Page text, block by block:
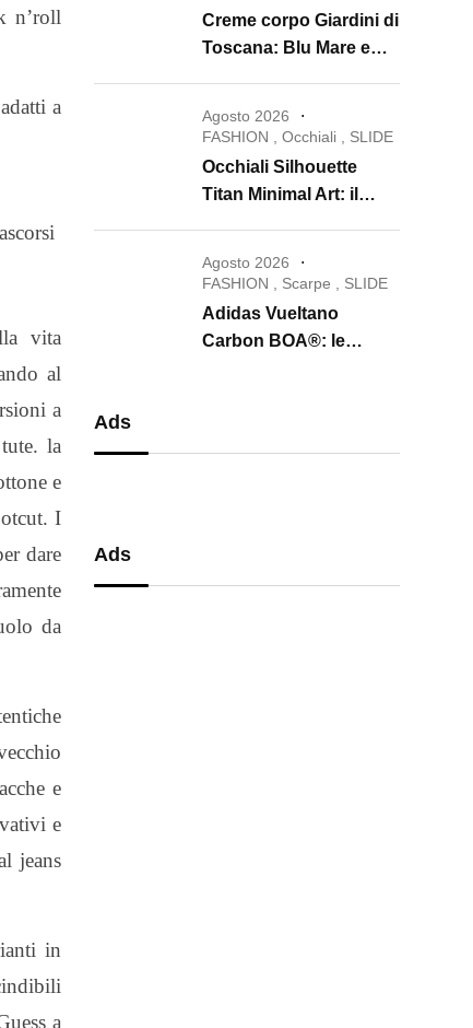
n’roll
a
vita
al
a
la
e
I
dare
da
e
e
jeans
in
a
Creme corpo Giardini di
Toscana: Blu Mare e
di lusso
Agosto 2026
FASHION
Occhiali SLIDE
Occhiali Silhouette
Titan Minimal Art: il
conquista il 2026
Agosto 2026
FASHION
Scarpe SLIDE
Adidas Vueltano
Carbon BOA®: le
precisione
Ads
Ads